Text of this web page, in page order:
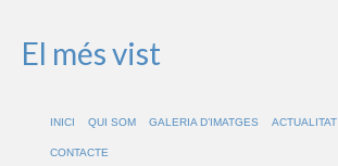
El més vist
INICI QUI SOM GALERIA D’IMATGES ACTUALITAT
CONTACTE